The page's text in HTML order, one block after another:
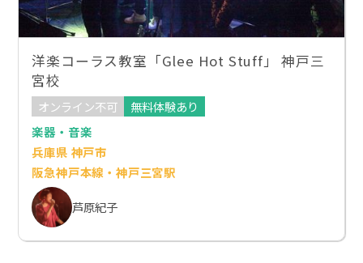
洋楽コーラス教室「Glee Hot Stuff」 神戸三
宮校
オンライン不可
無料体験あり
楽器・音楽
兵庫県 神戸市
阪急神戸本線・神戸三宮駅
芦原紀子